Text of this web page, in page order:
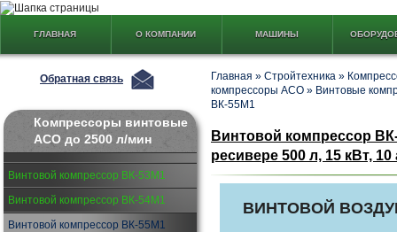
ГЛАВНАЯ О КОМПАНИИ МАШИНЫ
Обратная связь
Компрессоры винтовые
АСО до 2500 л/мин
Винтовой компрессор ВК-53М1
Винтовой компрессор ВК-54М1
Винтовой компрессор ВК-55М1
Главная » Стройтехника »
компрессоры АСО » Винтовые
ВК-55М1
Винтовой компрессор
ресивере 500 л, 15 кВт,
ВИНТОВОЙ